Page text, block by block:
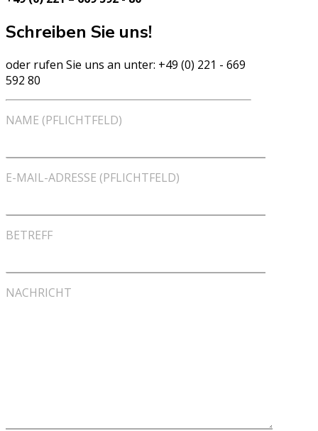
Schreiben Sie uns!
oder rufen Sie uns an unter: +49 (0) 221 - 669
592 80
NAME (PFLICHTFELD)
E-MAIL-ADRESSE (PFLICHTFELD)
BETREFF
NACHRICHT